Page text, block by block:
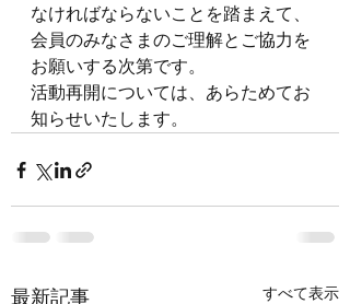
なければならないことを踏まえて、
会員のみなさまのご理解とご協力を
お願いする次第です。
活動再開については、あらためてお
知らせいたします。
最新記事 すべて表示